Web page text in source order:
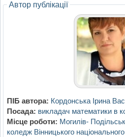
Автор публікації
ПІБ автора: Кордонська Ірина
Посада: викладач математики в
Місце роботи: Могилів-
коледж Вінницького